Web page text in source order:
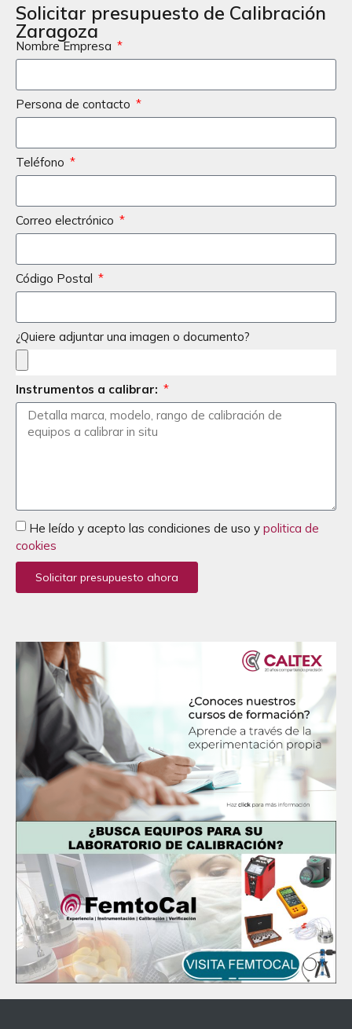
Solicitar presupuesto de Calibración
Zaragoza
Nombre Empresa
Persona de contacto
Teléfono
Correo electrónico
Código Postal
¿Quiere adjuntar una imagen o documento?
Instrumentos a calibrar:
He leído y acepto las condiciones de uso y politica de
cookies
Solicitar presupuesto ahora